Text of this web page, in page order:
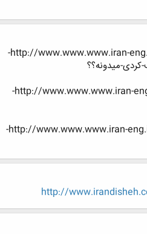
http://www.www.www.iran-eng.ir/showthread.php/358381-
میدونه؟؟
http://www.www.www.iran-eng.ir/showthread.php/358112-
http://www.www.www.iran-eng.ir/showthread.php/358536-
http://